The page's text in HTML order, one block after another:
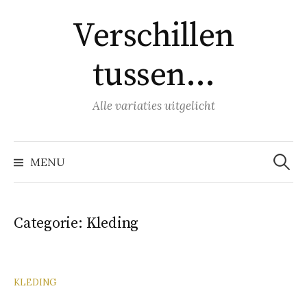
Verschillen
tussen…
Alle variaties uitgelicht
MENU
Zoeken
naar:
Categorie: Kleding
KLEDING